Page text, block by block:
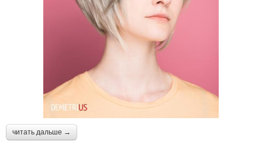
читать дальше →